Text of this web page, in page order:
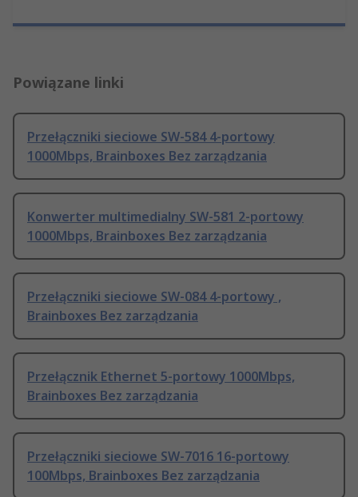
Powiązane linki
Przełączniki sieciowe SW-584 4-portowy
1000Mbps, Brainboxes Bez zarządzania
Konwerter multimedialny SW-581 2-portowy
1000Mbps, Brainboxes Bez zarządzania
Przełączniki sieciowe SW-084 4-portowy ,
Brainboxes Bez zarządzania
Przełącznik Ethernet 5-portowy 1000Mbps,
Brainboxes Bez zarządzania
Przełączniki sieciowe SW-7016 16-portowy
100Mbps, Brainboxes Bez zarządzania